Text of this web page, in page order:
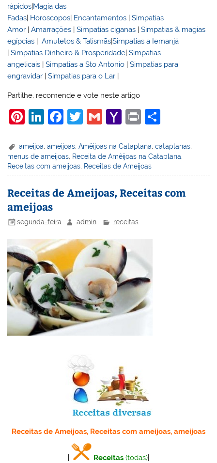
rápidos|Magia das
Fadas| Horoscopos| Encantamentos |Simpatias
Amor |Amarrações |Simpatias ciganas |Simpatias & magias
egípcias |Amuletos & Talismãs|Simpatias a Iemanjá
|Simpatias Dinheiro & Prosperidade|Simpatias
angelicais |Simpatias a Sto Antonio |Simpatias para
engravidar |Simpatias para o Lar |
Partilhe, recomende e vote neste artigo
Pi
er
e
st
Li
k
e
dI
n
F
c
e
b
o
k
T
itt
er
G
ai
l
Y
h
o
o
M
l
Pr
t
ar
e
ameijoa ,ameijoas ,Amêijoas na Cataplana ,cataplanas
menus de ameijoas, Receita de Amêijoas na Cataplana,
Receitas com ameijoas, Receitas de Ameijoas
Receitas de Ameijoas, Receitas com
ameijoas
segunda-feira admin receitas
Receitas de Ameijoas, Receitas com ameijoas, ameijoas
Receitas (todas)